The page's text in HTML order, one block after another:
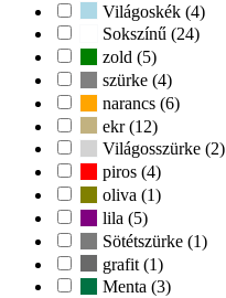
Világoskék (4)
Sokszínű (24)
zold (5)
szürke (4)
narancs (6)
ekr (12)
Világosszürke (2)
piros (4)
oliva (1)
lila (5)
Sötétszürke (1)
grafit (1)
Menta (3)